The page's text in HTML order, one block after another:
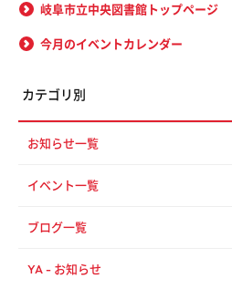
岐阜市立中央図書館トップページ
今月のイベントカレンダー
カテゴリ別
お知らせ一覧
イベント一覧
ブログ一覧
YA - お知らせ